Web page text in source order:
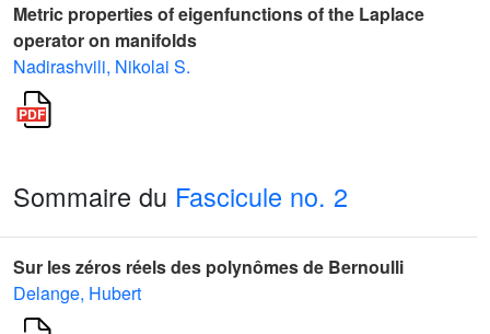
Metric properties of eigenfunctions of the Laplace
operator on manifolds
Nadirashvili, Nikolai S.
Sommaire du Fascicule no. 2
Sur les zéros réels des polynômes de Bernoulli
Delange, Hubert